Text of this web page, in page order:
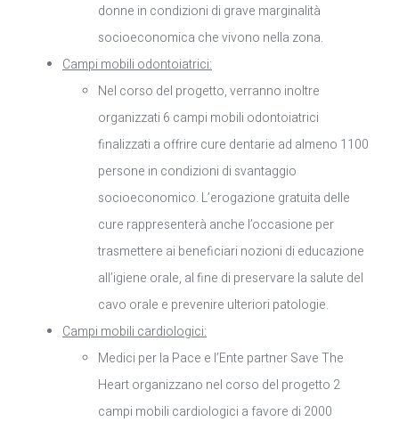
donne in condizioni di grave marginalità
socioeconomica che vivono nella zona.
Campi mobili odontoiatrici:
Nel corso del progetto, verranno inoltre
organizzati 6 campi mobili odontoiatrici
finalizzati a offrire cure dentarie ad almeno 1100
persone in condizioni di svantaggio
socioeconomico. L’erogazione gratuita delle
cure rappresenterà anche l’occasione per
trasmettere ai beneficiari nozioni di educazione
all’igiene orale, al fine di preservare la salute del
cavo orale e prevenire ulteriori patologie.
Campi mobili cardiologici:
Medici per la Pace e l’Ente partner Save The
Heart organizzano nel corso del progetto 2
campi mobili cardiologici a favore di 2000